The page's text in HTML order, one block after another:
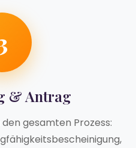
& Antrag
gesamten Prozess: